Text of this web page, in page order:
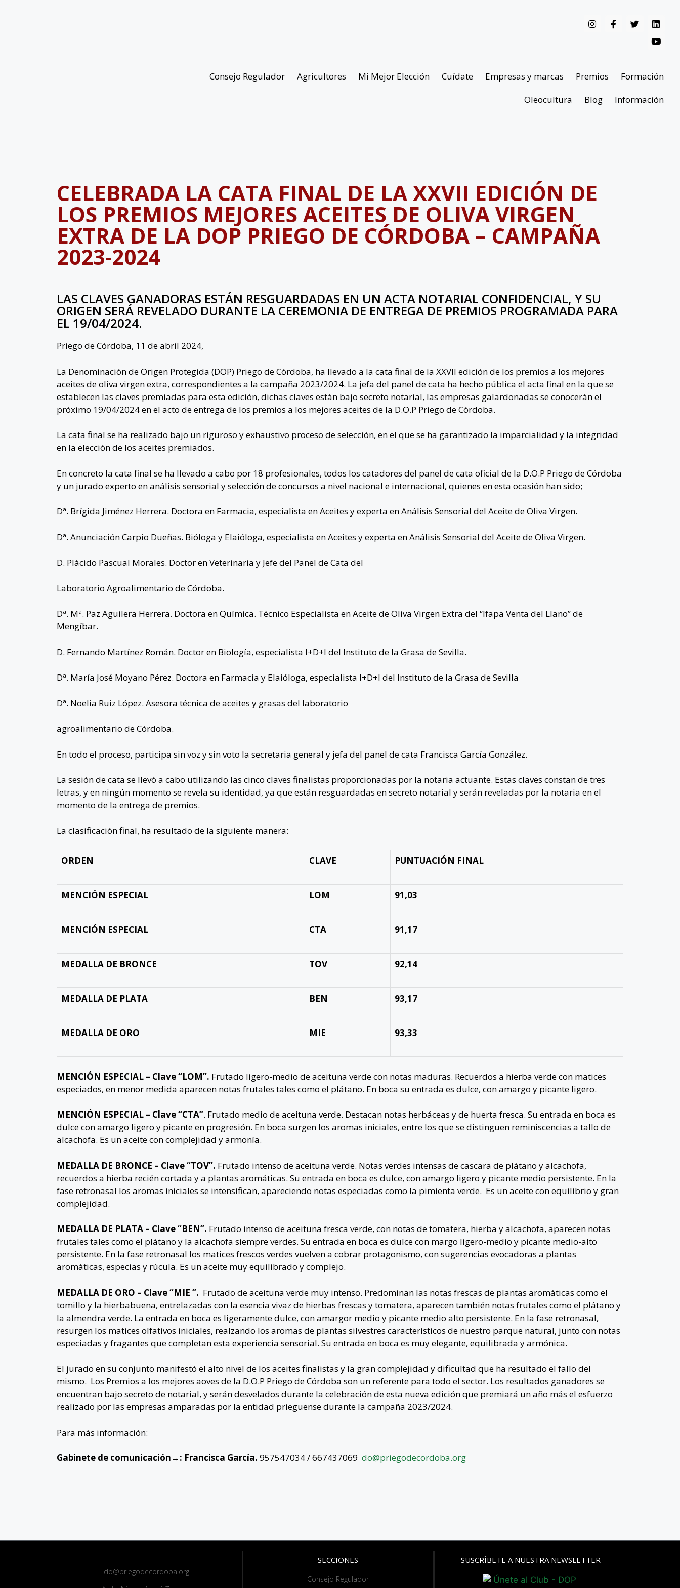
Consejo Regulador Agricultores Mi Mejor Elección Cuídate Empresas y marcas Premios
Formación
Oleocultura
Blog Información
CELEBRADA LA CATA FINAL DE LA XXVII EDICIÓN DE
LOS PREMIOS MEJORES ACEITES DE OLIVA VIRGEN
EXTRA DE LA DOP PRIEGO DE CÓRDOBA – CAMPAÑA
2023-2024
LAS CLAVES GANADORAS ESTÁN RESGUARDADAS EN UN ACTA NOTARIAL CONFIDENCIAL, Y SU
ORIGEN SERÁ REVELADO DURANTE LA CEREMONIA DE ENTREGA DE PREMIOS PROGRAMADA PARA
EL 19/04/2024.
Priego de Córdoba, 11 de abril 2024,
La Denominación de Origen Protegida (DOP) Priego de Córdoba, ha llevado a la cata final de la XXVII edición de los premios a los mejores
aceites de oliva virgen extra, correspondientes a la campaña 2023/2024. La jefa del panel de cata ha hecho pública el acta final en la que se
establecen las claves premiadas para esta edición, dichas claves están bajo secreto notarial, las empresas galardonadas se conocerán el
próximo 19/04/2024 en el acto de entrega de los premios a los mejores aceites de la D.O.P Priego de Córdoba.
La cata final se ha realizado bajo un riguroso y exhaustivo proceso de selección, en el que se ha garantizado la imparcialidad y la integridad
en la elección de los aceites premiados.
En concreto la cata final se ha llevado a cabo por 18 profesionales, todos los catadores del panel de cata oficial de la D.O.P Priego de Córdoba
y un jurado experto en análisis sensorial y selección de concursos a nivel nacional e internacional, quienes en esta ocasión han sido;
Dª. Brígida Jiménez Herrera. Doctora en Farmacia, especialista en Aceites y experta en Análisis Sensorial del Aceite de Oliva Virgen.
Dª. Anunciación Carpio Dueñas. Bióloga y Elaióloga, especialista en Aceites y experta en Análisis Sensorial del Aceite de Oliva Virgen.
D. Plácido Pascual Morales. Doctor en Veterinaria y Jefe del Panel de Cata del
Laboratorio Agroalimentario de Córdoba.
Dª. Mª. Paz Aguilera Herrera. Doctora en Química. Técnico Especialista en Aceite de Oliva Virgen Extra del “Ifapa Venta del Llano” de
Mengíbar.
D. Fernando Martínez Román. Doctor en Biología, especialista I+D+I del Instituto de la Grasa de Sevilla.
Dª. María José Moyano Pérez. Doctora en Farmacia y Elaióloga, especialista I+D+I del Instituto de la Grasa de Sevilla
Dª. Noelia Ruiz López. Asesora técnica de aceites y grasas del laboratorio
agroalimentario de Córdoba.
En todo el proceso, participa sin voz y sin voto la secretaria general y jefa del panel de cata Francisca García González.
La sesión de cata se llevó a cabo utilizando las cinco claves finalistas proporcionadas por la notaria actuante. Estas claves constan de tres
letras, y en ningún momento se revela su identidad, ya que están resguardadas en secreto notarial y serán reveladas por la notaria en el
momento de la entrega de premios.
La clasificación final, ha resultado de la siguiente manera:
ORDEN CLAVE PUNTUACIÓN FINAL
MENCIÓN ESPECIAL LOM 91,03
MENCIÓN ESPECIAL CTA 91,17
MEDALLA DE BRONCE TOV 92,14
MEDALLA DE PLATA BEN 93,17
MEDALLA DE ORO MIE 93,33
MENCIÓN ESPECIAL – Clave “LOM”. Frutado ligero-medio de aceituna verde con notas maduras. Recuerdos a hierba verde con matices
especiados, en menor medida aparecen notas frutales tales como el plátano. En boca su entrada es dulce, con amargo y picante ligero.
MENCIÓN ESPECIAL – Clave “CTA”. Frutado medio de aceituna verde. Destacan notas herbáceas y de huerta fresca. Su entrada en boca es
dulce con amargo ligero y picante en progresión. En boca surgen los aromas iniciales, entre los que se distinguen reminiscencias a tallo de
alcachofa. Es un aceite con complejidad y armonía.
MEDALLA DE BRONCE – Clave “TOV”. Frutado intenso de aceituna verde. Notas verdes intensas de cascara de plátano y alcachofa,
recuerdos a hierba recién cortada y a plantas aromáticas. Su entrada en boca es dulce, con amargo ligero y picante medio persistente. En la
fase retronasal los aromas iniciales se intensifican, apareciendo notas especiadas como la pimienta verde. Es un aceite con equilibrio y gran
complejidad.
MEDALLA DE PLATA – Clave “BEN”. Frutado intenso de aceituna fresca verde, con notas de tomatera, hierba y alcachofa, aparecen notas
frutales tales como el plátano y la alcachofa siempre verdes. Su entrada en boca es dulce con margo ligero-medio y picante medio-alto
persistente. En la fase retronasal los matices frescos verdes vuelven a cobrar protagonismo, con sugerencias evocadoras a plantas
aromáticas, especias y rúcula. Es un aceite muy equilibrado y complejo.
MEDALLA DE ORO – Clave “MIE ”. Frutado de aceituna verde muy intenso. Predominan las notas frescas de plantas aromáticas como el
tomillo y la hierbabuena, entrelazadas con la esencia vivaz de hierbas frescas y tomatera, aparecen también notas frutales como el plátano y
la almendra verde. La entrada en boca es ligeramente dulce, con amargor medio y picante medio alto persistente. En la fase retronasal,
resurgen los matices olfativos iniciales, realzando los aromas de plantas silvestres característicos de nuestro parque natural, junto con notas
especiadas y fragantes que completan esta experiencia sensorial. Su entrada en boca es muy elegante, equilibrada y armónica.
El jurado en su conjunto manifestó el alto nivel de los aceites finalistas y la gran complejidad y dificultad que ha resultado el fallo del
mismo. Los Premios a los mejores aoves de la D.O.P Priego de Córdoba son un referente para todo el sector. Los resultados ganadores se
encuentran bajo secreto de notarial, y serán desvelados durante la celebración de esta nueva edición que premiará un año más el esfuerzo
realizado por las empresas amparadas por la entidad prieguense durante la campaña 2023/2024.
Para más información:
Gabinete de comunicación→: Francisca García. 957547034 / 667437069 do@priegodecordoba.org
do@priegodecordoba.org
SECCIONES
Consejo Regulador
SUSCRÍBETE A NUESTRA NEWSLETTER